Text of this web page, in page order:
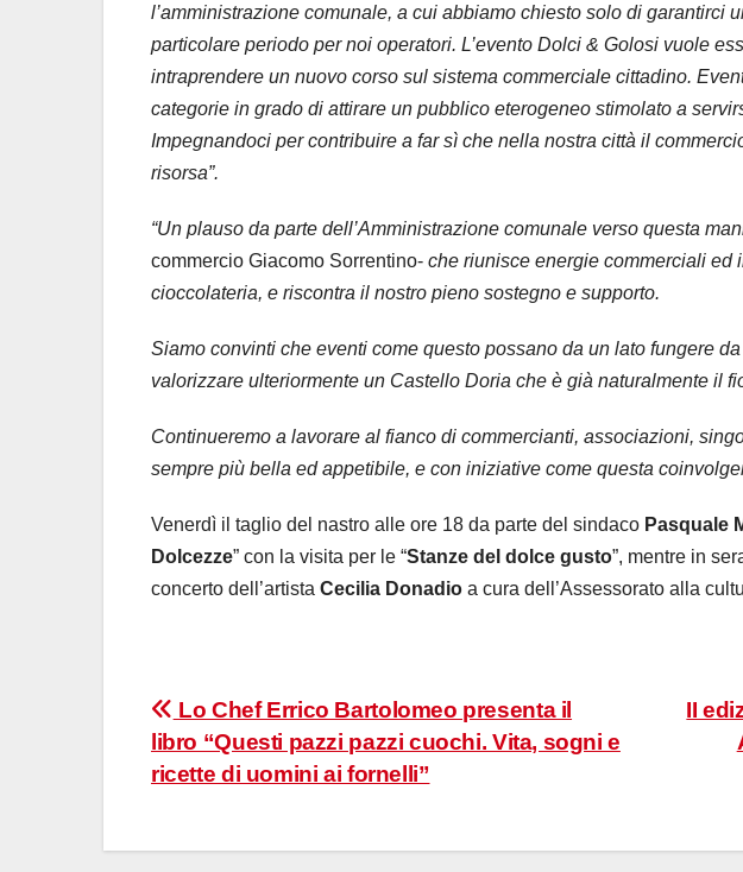
l’amministrazione comunale, a cui abbiamo chiesto solo di garantirci
particolare periodo per noi operatori. L’evento Dolci & Golosi vuole
intraprendere un nuovo corso sul sistema commerciale cittadino.
categorie in grado di attirare un pubblico eterogeneo stimolato a
Impegnandoci per contribuire a far sì che nella nostra città il
risorsa”.
“Un plauso da parte dell’Amministrazione comunale verso questa
commercio Giacomo Sorrentino- che riunisce energie commerciali
cioccolateria, e riscontra il nostro pieno sostegno e supporto.
Siamo convinti che eventi come questo possano da un lato fungere
valorizzare ulteriormente un Castello Doria che è già naturalmente il
Continueremo a lavorare al fianco di commercianti, associazioni,
sempre più bella ed appetibile, e con iniziative come questa
Venerdì il taglio del nastro alle ore 18 da parte del sindaco Pasquale
Dolcezze” con la visita per le “Stanze del dolce gusto”, mentre in
concerto dell’artista Cecilia Donadio a cura dell’Assessorato alla
Navigazione
articoli
II
Lo Chef Errico Bartolomeo presenta il
libro “Questi pazzi pazzi cuochi. Vita, sogni e
ricette di uomini ai fornelli”